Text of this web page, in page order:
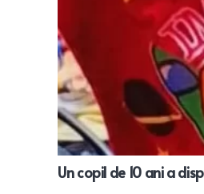
Un copil de 10 ani a